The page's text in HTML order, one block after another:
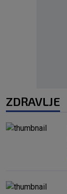
ZDRAVLJE